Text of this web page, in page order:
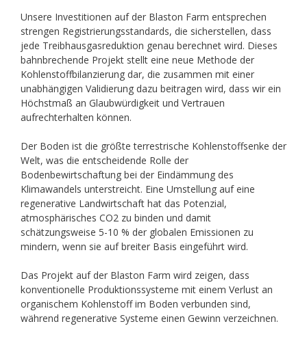
Unsere Investitionen auf der Blaston Farm entsprechen
strengen Registrierungsstandards, die sicherstellen, dass
jede Treibhausgasreduktion genau berechnet wird. Dieses
bahnbrechende Projekt stellt eine neue Methode der
Kohlenstoffbilanzierung dar, die zusammen mit einer
unabhängigen Validierung dazu beitragen wird, dass wir ein
Höchstmaß an Glaubwürdigkeit und Vertrauen
aufrechterhalten können.
Der Boden ist die größte terrestrische Kohlenstoffsenke der
Welt, was die entscheidende Rolle der
Bodenbewirtschaftung bei der Eindämmung des
Klimawandels unterstreicht. Eine Umstellung auf eine
regenerative Landwirtschaft hat das Potenzial,
atmosphärisches CO2 zu binden und damit
schätzungsweise 5-10 % der globalen Emissionen zu
mindern, wenn sie auf breiter Basis eingeführt wird.
Das Projekt auf der Blaston Farm wird zeigen, dass
konventionelle Produktionssysteme mit einem Verlust an
organischem Kohlenstoff im Boden verbunden sind,
während regenerative Systeme einen Gewinn verzeichnen.